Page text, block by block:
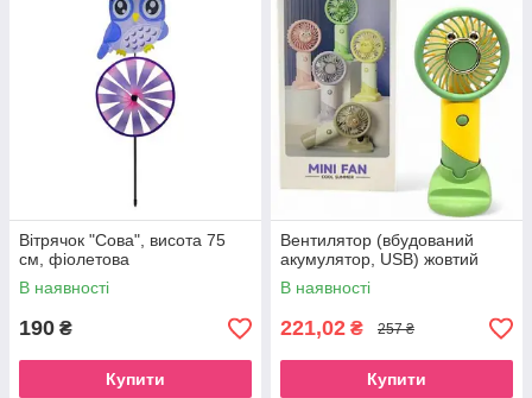
Вітрячок "Сова", висота 75
см, фіолетова
В наявності
190 ₴
Купити
Вентилятор (вбудований
акумулятор, USB) жовтий
В наявності
221,02 ₴ 257 ₴
Купити